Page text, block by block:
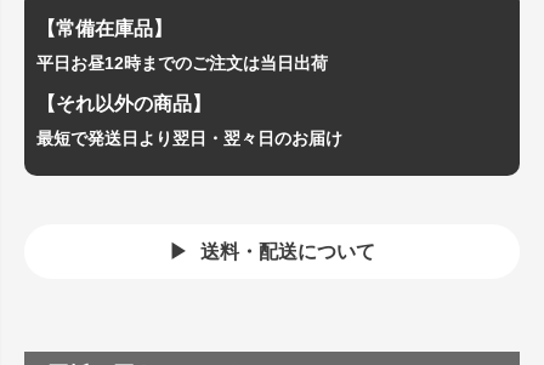
【常備在庫品】
平日お昼12時までのご注文は当日出荷
【それ以外の商品】
最短で発送日より翌日・翌々日のお届け
送料・配送について